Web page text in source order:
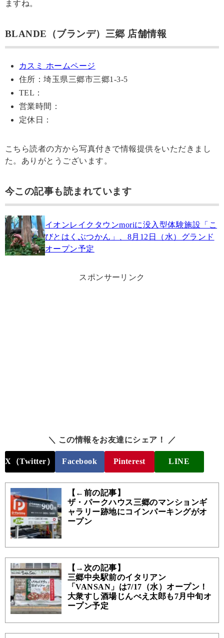
ますね。
BLANDE（ブランデ）三郷 店舗情報
カスミ ホームページ
住所：埼玉県三郷市三郷1-3-5
TEL：
営業時間：
定休日：
こちら読者の方から写真付きで情報提供をいただきまし
た。ありがとうございます。
今この記事も読まれています
イオンレイクタウンmoriに没入型体験施設「こ
びとはくぶつかん」、8月12日（水）グランド
オープン予定
スポンサーリンク
＼ この情報をお友達にシェア！ ／
X（Twitter） Facebook Pinterest LINE
【←前の記事】
ザ・パークハウス三郷のマンションギ
ャラリー跡地にコインパーキングがオ
ープン
【→次の記事】
三郷中央駅前のイタリアン
「VANSAN」は7/17（水）オープン！
大衆すし酒場じんべえ太郎も7月中旬オ
ープン予定